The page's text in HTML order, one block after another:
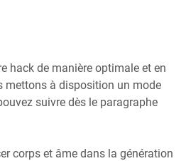
hack de manière optimale et en
mettons à disposition un mode
suivre dès le paragraphe
corps et âme dans la génération